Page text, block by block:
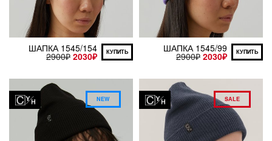
ШАПКА 1545/154
2900₽ 2030₽ КУПИТЬ ШАПКА 1545/99
2900₽ 2030₽ КУПИТЬ
NEW SALE